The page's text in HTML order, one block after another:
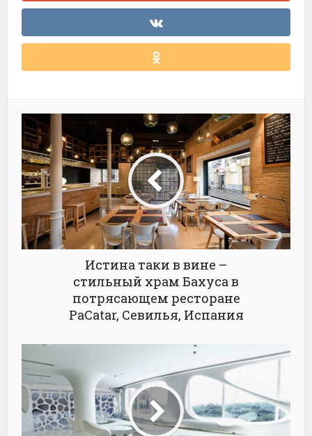
Истина таки в вине –
стильный храм Бахуса в
потрясающем ресторане
PaCatar, Севилья, Испания